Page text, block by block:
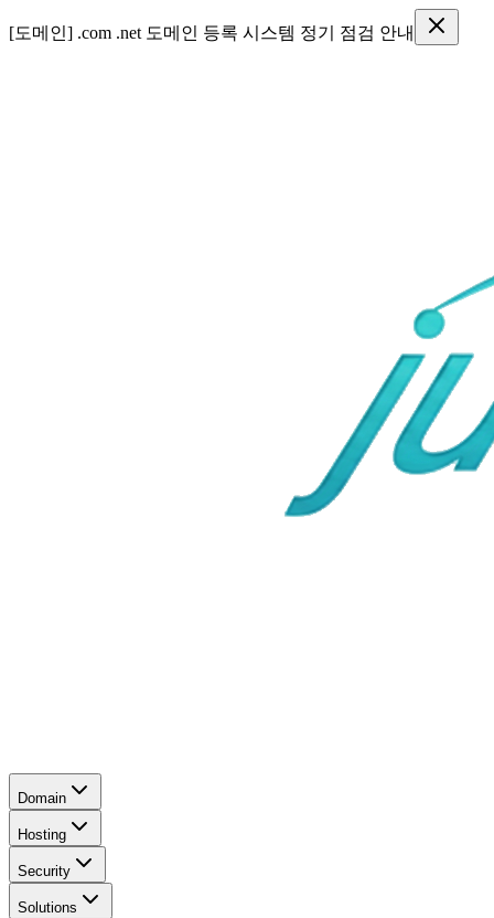
[도메인] .com .net 도메인 등록 시스템 정기 점검 안내
Domain
Hosting
Security
Solutions